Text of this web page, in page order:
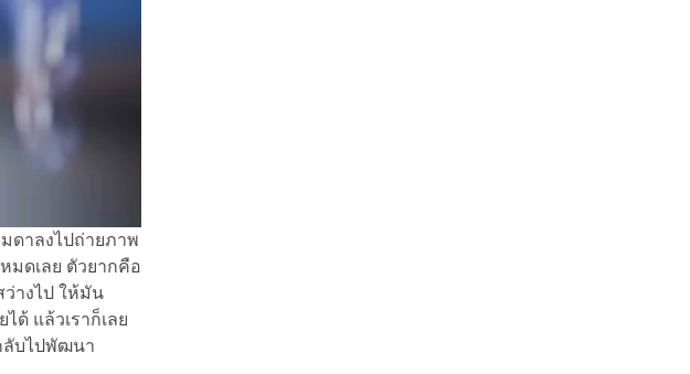
ดาลงไปถ่ายภาพ
มดเลย ตัวยากคือ
ว่างไป ให้มัน
ด้ แล้วเราก็เลย
ลับไปพัฒนา